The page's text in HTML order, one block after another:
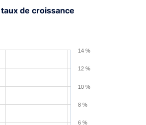
de croissance
6 %
8 %
10 %
12 %
14 %